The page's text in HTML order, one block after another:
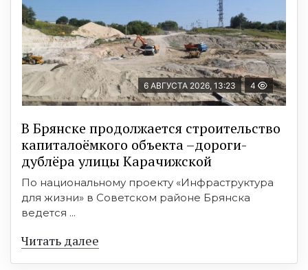
6 АВГУСТА 2026, 13:23 4
В Брянске продолжается строительство
капиталоёмкого объекта –дороги-
дублёра улицы Карачижской
По национальному проекту «Инфраструктура
для жизни» в Советском районе Брянска
ведется ...
Читать далее